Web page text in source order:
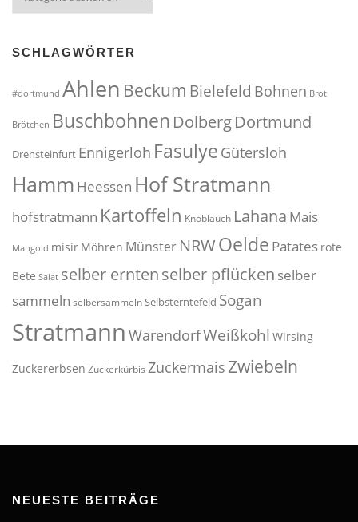
SCHLAGWÖRTER
#dortmund Ahlen Beckum Bielefeld Bohnen Brot
Brötchen Buschbohnen DolbergDortmund
Drensteinfurt Ennigerloh Fasulye Gütersloh
Hamm Heessen Hof Stratmann
hofstratmann Kartoffeln Knoblauch Lahana Mais
Mangold misir Möhren Münster NRWOelde Patates rote
Bete Salat selber erntenselber pflücken selber
sammeln selbersammeln Selbsterntefeld Sogan
Stratmann WarendorfWeißkohl Wirsing
Zuckererbsen Zuckerkürbis Zuckermais Zwiebeln
NEUESTE BEITRÄGE